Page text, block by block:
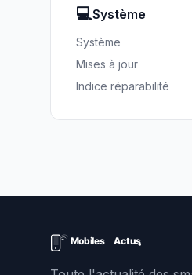
💻Système
Système
Mises à jour
Indice réparabilité